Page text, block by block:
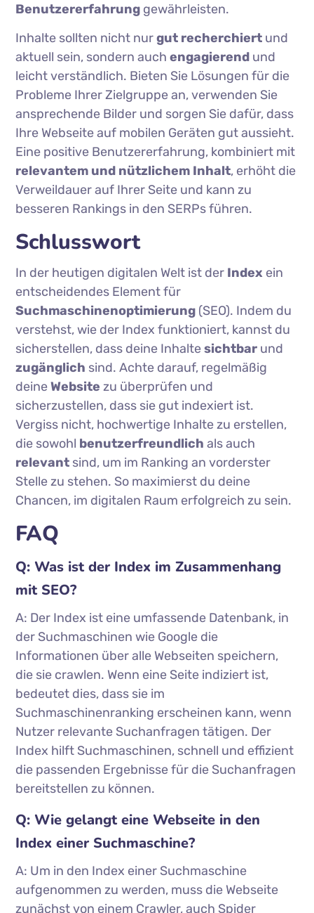
Benutzererfahrung gewährleisten.
Inhalte sollten nicht nurgut recherchiert und
aktuell sein, sondern auchengagierend und
leicht verständlich. Bieten Sie Lösungen für die
Probleme Ihrer Zielgruppe an, verwenden Sie
ansprechende Bilder und sorgen Sie dafür, dass
Ihre Webseite auf mobilen Geräten gut aussieht.
Eine positive Benutzererfahrung, kombiniert mit
relevantem und nützlichem Inhalt, erhöht die
Verweildauer auf Ihrer Seite und kann zu
besseren Rankings in den SERPs führen.
Schlusswort
In der heutigen digitalen Welt ist der Index ein
entscheidendes Element für
Suchmaschinenoptimierung (SEO). Indem du
verstehst, wie der Index funktioniert, kannst du
sicherstellen, dass deine Inhaltesichtbar und
zugänglich sind. Achte darauf, regelmäßig
deineWebsite zu überprüfen und
sicherzustellen, dass sie gut indexiert ist.
Vergiss nicht, hochwertige Inhalte zu erstellen,
die sowohl benutzerfreundlich als auch
relevant sind, um im Ranking an vorderster
Stelle zu stehen. So maximierst du deine
Chancen, im digitalen Raum erfolgreich zu sein.
FAQ
Q: Was ist der Index im Zusammenhang
mit SEO?
A: Der Index ist eine umfassende Datenbank, in
der Suchmaschinen wie Google die
Informationen über alle Webseiten speichern,
die sie crawlen. Wenn eine Seite indiziert ist,
bedeutet dies, dass sie im
Suchmaschinenranking erscheinen kann, wenn
Nutzer relevante Suchanfragen tätigen. Der
Index hilft Suchmaschinen, schnell und effizient
die passenden Ergebnisse für die Suchanfragen
bereitstellen zu können.
Q: Wie gelangt eine Webseite in den
Index einer Suchmaschine?
A: Um in den Index einer Suchmaschine
aufgenommen zu werden, muss die Webseite
zunächst von einem Crawler, auch Spider